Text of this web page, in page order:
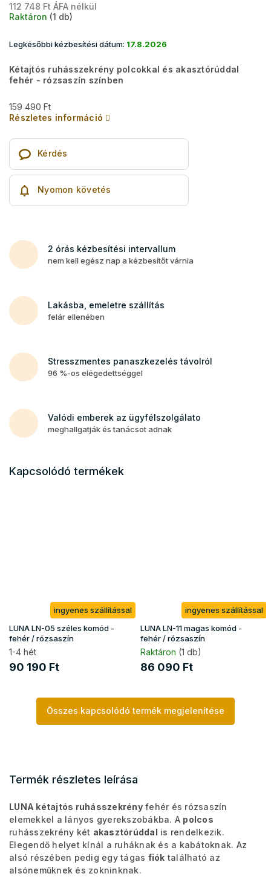
112 748 Ft ÁFA nélkül
Raktáron (1 db)
Legkésőbbi kézbesítési dátum: 17.8.2026
Kétajtós ruhásszekrény polcokkal és akasztórúddal
fehér - rózsaszín színben
159 490 Ft
Részletes információ
Kérdés
Nyomon követés
2 órás kézbesítési intervallum
nem kell egész nap a kézbesítőt várnia
Lakásba, emeletre szállítás
felár ellenében
Stresszmentes panaszkezelés távolról
96 %-os elégedettséggel
Valódi emberek az ügyfélszolgálato
meghallgatják és tanácsot adnak
Kapcsolódó termékek
ingyenes szállítással
LUNA LN-05 széles komód -
fehér / rózsaszín
1-4 hét
90 190 Ft
ingyenes szállítással
LUNA LN-11 magas komód -
fehér / rózsaszín
Raktáron (1 db)
86 090 Ft
Összes kapcsolódó termék megjelenítése
Termék részletes leírása
LUNA kétajtós ruhásszekrényfehér és rózsaszín
elemekkel a lányos gyerekszobákba. A polcos
ruhásszekrény két akasztórúddal is rendelkezik.
Elegendő helyet kínál a ruháknak és a kabátoknak. Az
alsó részében pedig egy tágas fiók található az
alsóneműknek és zokninknak.